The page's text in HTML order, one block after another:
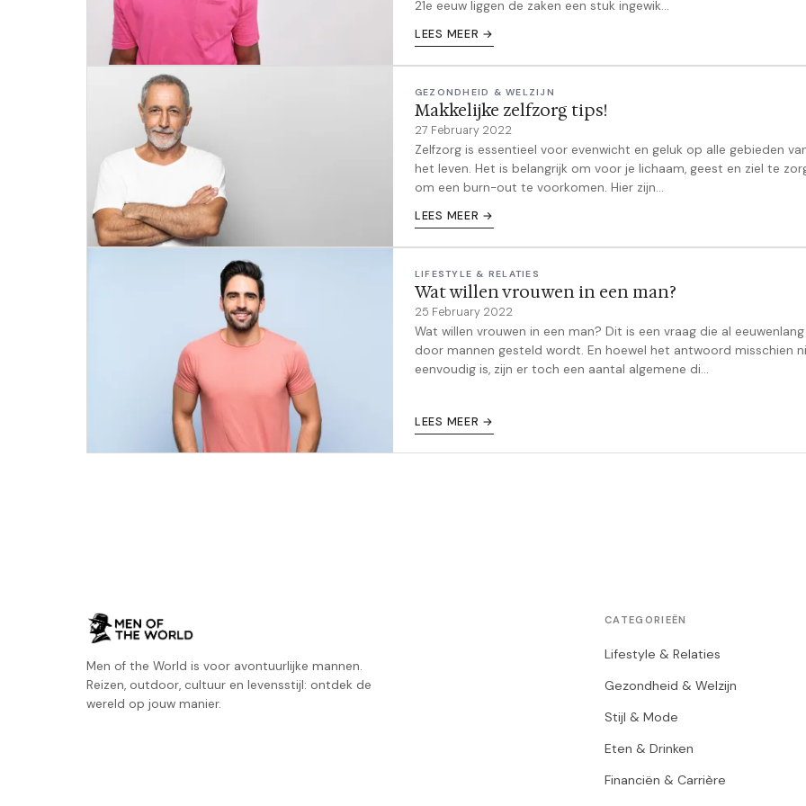
21e eeuw liggen de zaken een stuk ingewik...
LEES MEER →
GEZONDHEID & WELZIJN
Makkelijke zelfzorg tips!
27 February 2022
Zelfzorg is essentieel voor evenwicht en geluk op alle gebieden
het leven. Het is belangrijk om voor je lichaam, geest en ziel te
om een burn-out te voorkomen. Hier zijn...
LEES MEER →
LIFESTYLE & RELATIES
Wat willen vrouwen in een man?
25 February 2022
Wat willen vrouwen in een man? Dit is een vraag die al eeuwenlang
door mannen gesteld wordt. En hoewel het antwoord misschien
eenvoudig is, zijn er toch een aantal algemene di...
LEES MEER →
Men of the World is voor avontuurlijke mannen.
Reizen, outdoor, cultuur en levensstijl: ontdek de
wereld op jouw manier.
CATEGORIEËN
Lifestyle & Relaties
Gezondheid & Welzijn
Stijl & Mode
Eten & Drinken
Financiën & Carrière